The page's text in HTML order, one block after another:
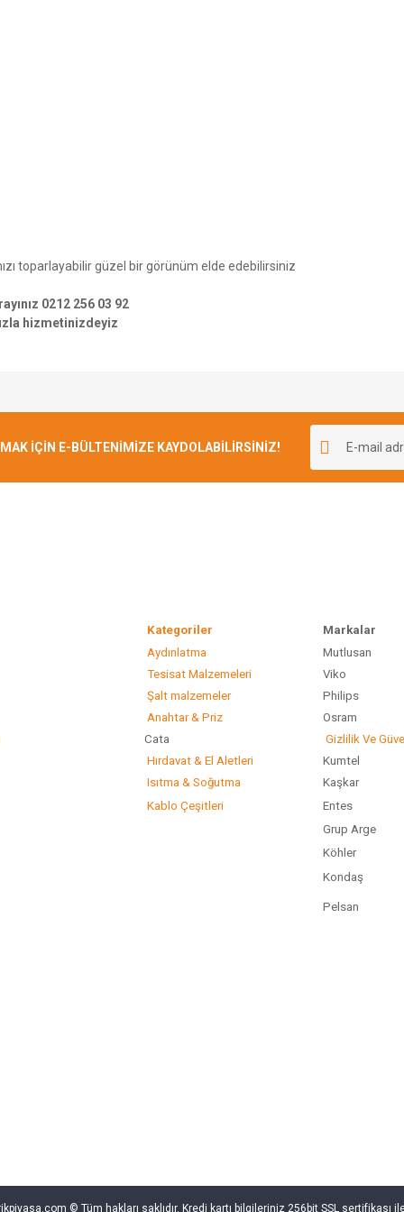
toparlayabilir güzel bir görünüm elde edebilirsiniz
0212 256 03 92
hizmetinizdeyiz
İÇİN E-BÜLTENİMİZE KAYDOLABİLİRSİNİZ!
Kategoriler
Aydınlatma Mutlusan
Tesisat Malzemeleri Viko
Şalt malzemeler
Anahtar & Priz Osram
Cata
Gizlilik Ve
Hırdavat & El Aletleri
Kumtel
Isıtma & Soğutma Kaşkar
Kablo Çeşitleri
Entes
Grup Arge
Köhler
Kondaş
Pelsan
© Tüm hakları saklıdır. Kredi kartı bilgileriniz 256bit SSL sertifikası